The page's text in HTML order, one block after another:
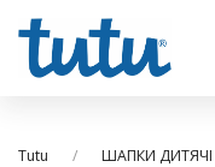
Tutu ШАПКИ ДИТЯЧІ